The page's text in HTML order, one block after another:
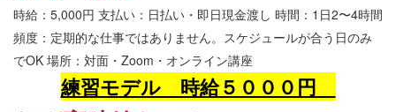
時給：5,000円 支払い：日払い・即日現金渡し 時間：1日2〜4時間
頻度：定期的な仕事ではありません。スケジュールが合う日のみ
でOK 場所：対面・Zoom・オンライン講座
練習モデル 時給５０００円